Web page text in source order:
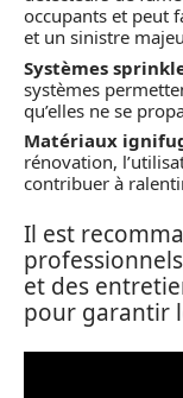
occupants et peut
et un sinistre
Systèmes
systèmes
qu’elles ne se
Matériaux
rénovation,
contribuer à
Il est
et des
pour garantir